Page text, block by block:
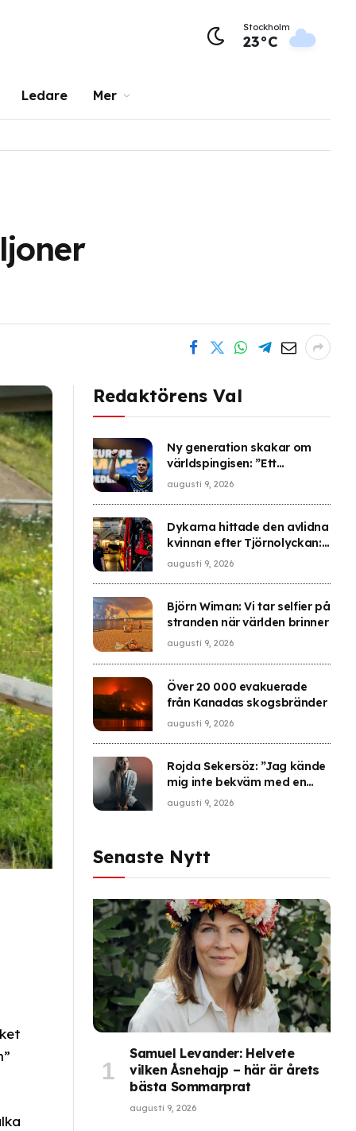
Stockholm
23°C
Ledare Mer
Redaktörens Val
Ny generation skakar om
världspingisen: ”Ett
uppsving för sporten”
augusti 9, 2026
Dykarna hittade den avlidna
kvinnan efter Tjörnolyckan:
”Man vill få ett avslut”
augusti 9, 2026
Björn Wiman: Vi tar selfier på
stranden när världen brinner
augusti 9, 2026
Över 20 000 evakuerade
från Kanadas skogsbränder
augusti 9, 2026
Rojda Sekersöz: ”Jag kände
mig inte bekväm med en
pistol hemma”
augusti 9, 2026
Senaste Nytt
Samuel Levander: Helvete
vilken Åsnehajp – här är årets
bästa Sommarprat
augusti 9, 2026